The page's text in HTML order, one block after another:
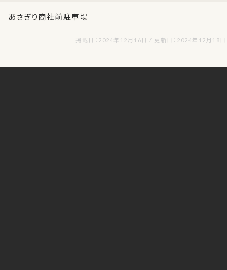
あさぎり商社前駐車場
掲載日：2024年12月16日 / 更新日：2024年12月18日